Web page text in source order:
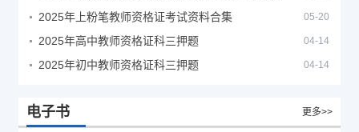
2025年上粉笔教师资格证考试资料合集 05-20
2025年高中教师资格证科三押题 04-14
2025年初中教师资格证科三押题 04-14
电子书 更多>>